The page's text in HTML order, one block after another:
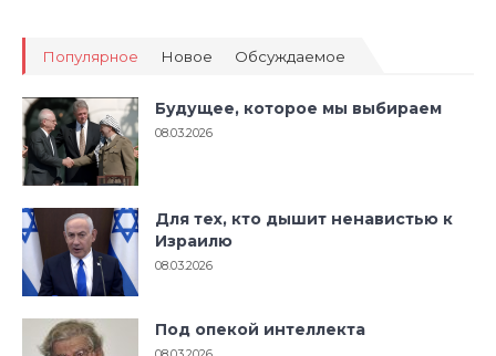
Популярное Новое Обсуждаемое
Будущее, которое мы выбираем
08.03.2026
Для тех, кто дышит ненавистью к
Израилю
08.03.2026
Под опекой интеллекта